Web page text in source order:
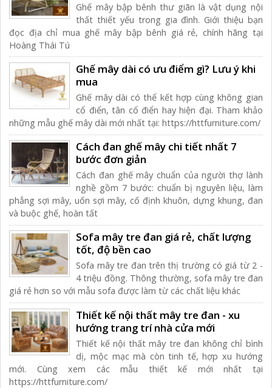
Ghế mây bập bênh thư giãn là vật dụng nội
thất thiết yếu trong gia đình. Giới thiệu bạn
đọc địa chỉ mua ghế mây bập bênh giá rẻ, chính hãng tại
Hoàng Thái Tú
Ghế mây dài có ưu điểm gì? Lưu ý khi
mua
Ghế mây dài có thể kết hợp cùng không gian
cổ điển, tân cổ điển hay hiện đại. Tham khảo
những mẫu ghế mây dài mới nhất tại: https://httfurniture.com/
Cách đan ghế mây chi tiết nhất 7
bước đơn giản
Cách đan ghế mây chuẩn của người thợ lành
nghề gồm 7 bước: chuẩn bị nguyên liệu, làm
phẳng sợi mây, uốn sợi mây, cố định khuôn, dựng khung, đan
và buộc ghế, hoàn tất
Sofa mây tre đan giá rẻ, chất lượng
tốt, độ bền cao
Sofa mây tre đan trên thị trường có giá từ 2 -
4 triệu đồng. Thông thường, sofa mây tre đan
giá rẻ hơn so với mẫu sofa được làm từ các chất liệu khác
Thiết kế nội thất mây tre đan - xu
hướng trang trí nhà cửa mới
Thiết kế nội thất mây tre đan không chỉ bình
dị, mộc mạc mà còn tinh tế, hợp xu hướng
mới. Cùng xem các mẫu thiết kế mới nhất tại
https://httfurniture.com/